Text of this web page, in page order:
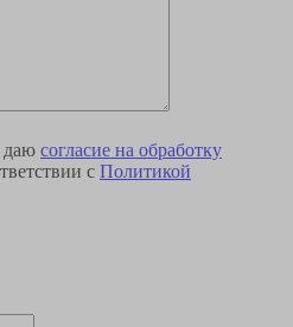
даю согласие на обработку
с Политикой